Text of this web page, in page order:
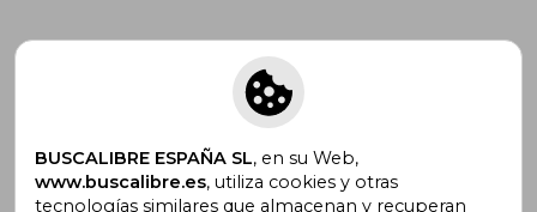
Suscríbete para recibir ofertas y
promociones
BUSCALIBRE ESPAÑA SL, en su Web,
www.buscalibre.es, utiliza cookies y otras
tecnologías similares que almacenan y recuperan